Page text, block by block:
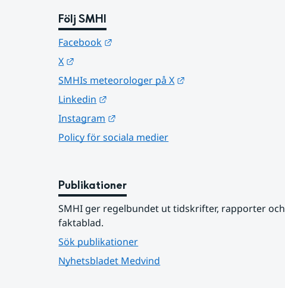
Följ SMHI
Facebook
X
SMHIs meteorologer på X
Linkedin
Instagram
Policy för sociala medier
Publikationer
SMHI ger regelbundet ut tidskrifter, rapporter och
faktablad.
Sök publikationer
Nyhetsbladet Medvind